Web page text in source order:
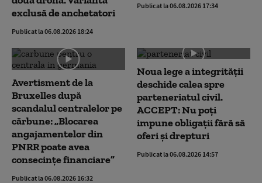
exclusă de anchetatori
Publicat la 06.08.2026 18:24
Publicat la 06.08.2026 17:34
Avertisment de la
Bruxelles după
scandalul centralelor pe
cărbune: „Blocarea
angajamentelor din
PNRR poate avea
consecințe financiare”
Publicat la 06.08.2026 16:32
Noua lege a integrității
deschide calea spre
parteneriatul civil.
ACCEPT: Nu poți
impune obligații fără să
oferi și drepturi
Publicat la 06.08.2026 14:57